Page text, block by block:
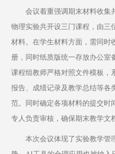
会议着重强调期末材料收集
物理实验共开设三门课程，由三
材料。在学生材料方面，需同时
册，同时纸质版统一存放办公室
课程组教师严格对照文件模板，
报告、成绩记录及教学总结等各
范。同时确定各项材料的提交时
专人负责审核，确保期末教学文
本次会议体现了实验教学管